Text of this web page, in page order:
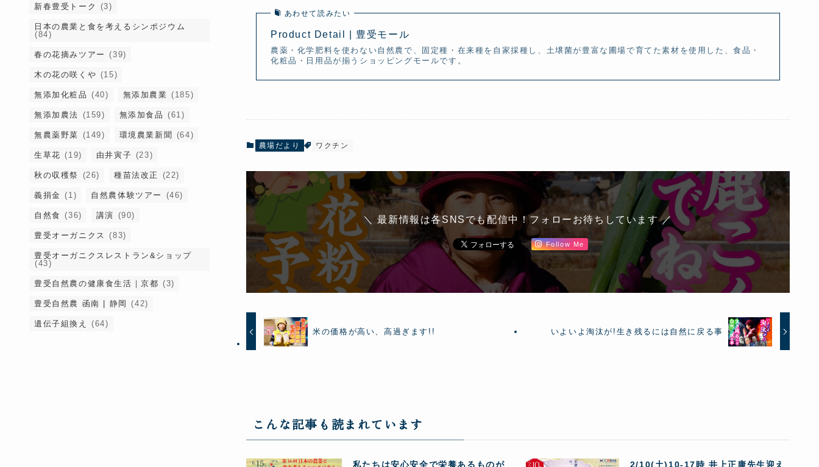
あわせて読みたい
Product Detail | 豊受モール
農薬・化学肥料を使わない自然農で、固定種・在来種を自家採種し、土壌菌が豊富な圃場で育てた素材を使用した、食品・
化粧品・日用品が揃うショッピングモールです。
農場だより ワクチン
＼ 最新情報は各SNSでも配信中！フォローお待ちしています ／
Follow Me
米の価格が高い、高過ぎます!! いよいよ淘汰が!生き残るには自然に戻る事
こんな記事も読まれています
私たちは安心安全で栄養あるものが
2/10(土)10-17時 井上正康先生迎え
新春豊受トーク (3)
日本の農業と食を考えるシンポジウム
(84)
春の花摘みツアー (39)
木の花の咲くや (15)
無添加化粧品 (40) 無添加農業 (185)
無添加農法 (159) 無添加食品 (61)
無農薬野菜 (149) 環境農業新聞 (64)
生草花 (19) 由井寅子 (23)
秋の収穫祭 (26) 種苗法改正 (22)
義捐金 (1) 自然農体験ツアー (46)
自然食 (36) 講演 (90)
豊受オーガニクス (83)
豊受オーガニクスレストラン&ショップ
(43)
豊受自然農の健康食生活｜京都 (3)
豊受自然農 函南 | 静岡 (42)
遺伝子組換え (64)